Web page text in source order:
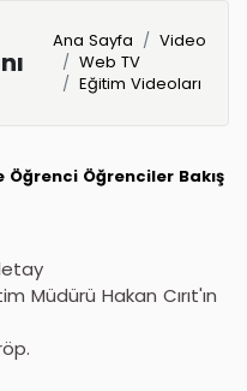
Ana Sayfa
Video
Web TV
Eğitim Videoları
Öğrenci Öğrenciler Bakış
Müdürü Hakan Cırıt'ın